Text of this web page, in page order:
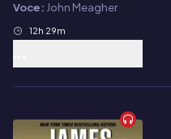
Voce: John Meagher
12h 29m